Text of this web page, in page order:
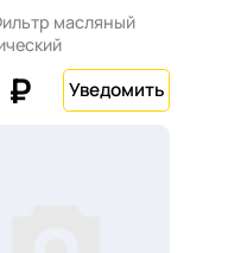
масляный
₽